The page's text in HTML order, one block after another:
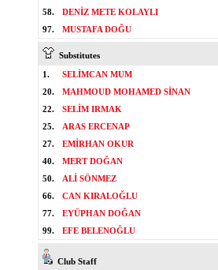
58.
DENİZ METE KOLAYLI
97.
MUSTAFA DOĞU
Substitutes
1.
SELİMCAN MUM
20.
MAHMOUD MOHAMED SİNAN
22.
SELİM IRMAK
25.
ARAS ERCENAP
27.
EMİRHAN OKUR
40.
MERT DOĞAN
50.
ALİ SÖNMEZ
66.
CAN KIRALOĞLU
77.
EYÜPHAN DOĞAN
99.
EFE BELENOĞLU
Club Staff